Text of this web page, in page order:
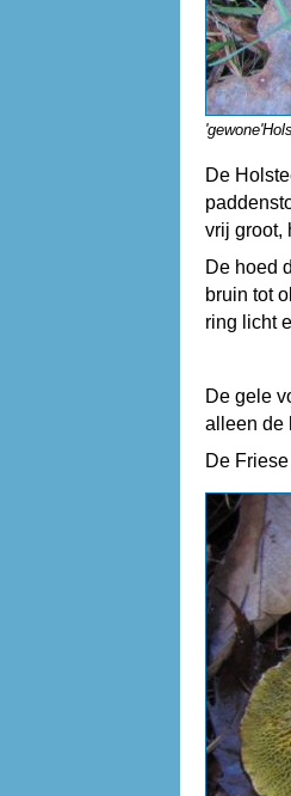
De
vrij groot,
De hoed
bruin tot
ring licht
De gele
alleen de
De